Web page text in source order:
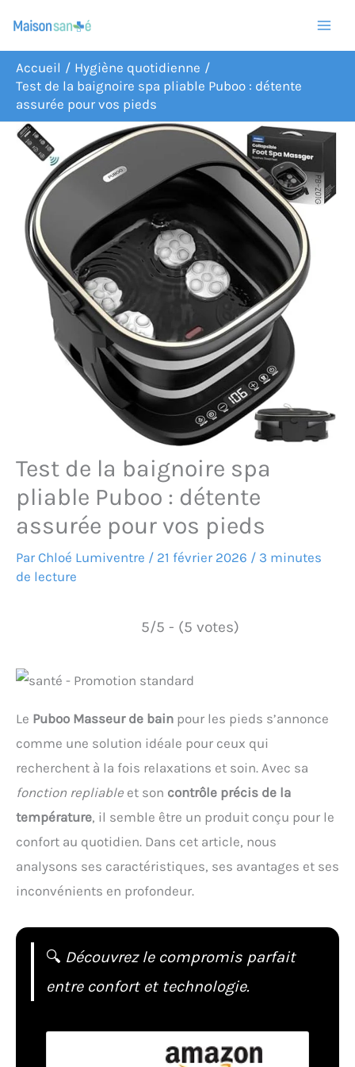
au
contenu
Accueil
Hygiène quotidienne
Test de la baignoire spa pliable Puboo : détente
assurée pour vos pieds
Test de la baignoire spa
pliable Puboo : détente
assurée pour vos pieds
Par Chloé Lumiventre / 21 février 2026 / 3 minutes
de lecture
5/5 - (5 votes)
Le Puboo Masseur de bain pour les pieds s’annonce
comme une solution idéale pour ceux qui
recherchent à la fois relaxations et soin. Avec sa
fonction repliable et son contrôle précis de la
température, il semble être un produit conçu pour le
confort au quotidien. Dans cet article, nous
analysons ses caractéristiques, ses avantages et ses
inconvénients en profondeur.
🔍 Découvrez le compromis parfait
entre confort et technologie.
c
h
e